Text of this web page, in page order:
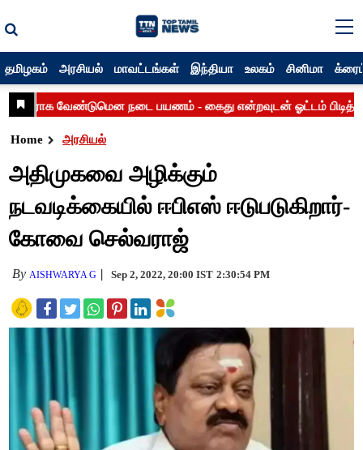
தமிழகம் அரசியல் மாவட்டங்கள் இந்தியா உலகம் சினிமா
Home அரசியல்
அதிமுகவை அழிக்கும்
நடவடிக்கையில் ஈபிஎஸ் ஈடுபடுகிறார்-
கோவை செல்வராஜ்
By AISHWARYA G Sep 2, 2022, 20:00 IST 2:30:54 PM